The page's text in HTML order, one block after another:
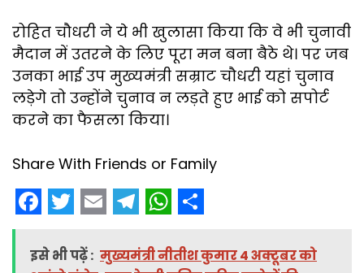
रोहित चौधरी ने ये भी खुलासा किया कि वे भी चुनावी
मैदान में उतरने के लिए पूरा मन बना बैठे थे। पर जब
उनका भाई उप मुख्यमंत्री सम्राट चौधरी यहां चुनाव
लड़ेगे तो उन्होंने चुनाव न लड़ते हुए भाई को सपोर्ट
करने का फैसला किया।
Share With Friends or Family
F
a
T
w
E
m
T
e
W
h
S
h
इसे भी पढ़ें : मुख्यमंत्री नीतीश कुमार 4 अक्टूबर को